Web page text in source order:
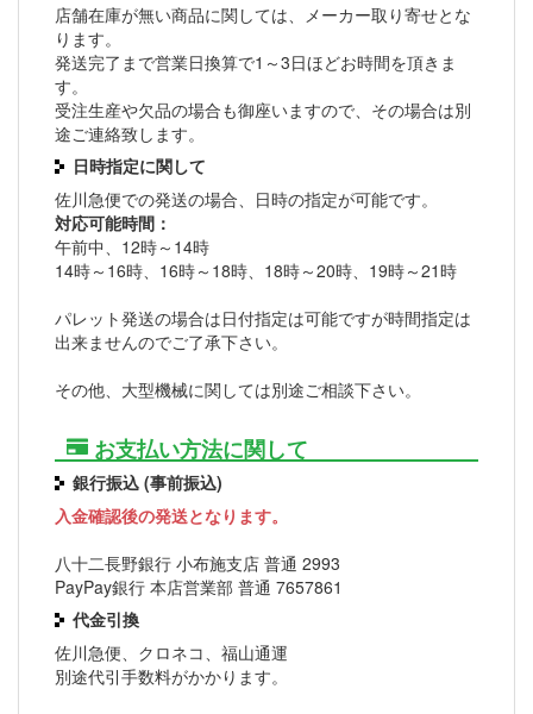
店舗在庫が無い商品に関しては、メーカー取り寄せとな
ります。
発送完了まで営業日換算で1～3日ほどお時間を頂きま
す。
受注生産や欠品の場合も御座いますので、その場合は別
途ご連絡致します。
日時指定に関して
佐川急便での発送の場合、日時の指定が可能です。
対応可能時間：
午前中、12時～14時
14時～16時、16時～18時、18時～20時、19時～21時
パレット発送の場合は日付指定は可能ですが時間指定は
出来ませんのでご了承下さい。
その他、大型機械に関しては別途ご相談下さい。
お支払い方法に関して
銀行振込 (事前振込)
入金確認後の発送となります。
八十二長野銀行 小布施支店 普通 2993
PayPay銀行 本店営業部 普通 7657861
代金引換
佐川急便、クロネコ、福山通運
別途代引手数料がかかります。